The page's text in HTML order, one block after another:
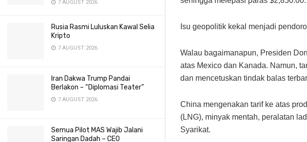
7 AUGUST 2026
Rusia Rasmi Luluskan Kawal Selia
Kripto
7 AUGUST 2026
Iran Dakwa Trump Pandai
Berlakon – “Diplomasi Teater”
7 AUGUST 2026
Semua Pilot MAS Wajib Jalani
Saringan Dadah – CEO
Isu geopolitik kekal menjadi
Walau bagaimanapun, Presiden
atas Mexico dan Kanada. Namun,
dan mencetuskan tindak balas
China mengenakan tarif ke atas
(LNG), minyak mentah, peralatan
Syarikat.